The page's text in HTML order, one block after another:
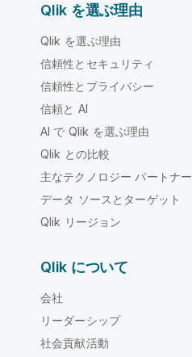
Qlik を選ぶ理由
Qlik を選ぶ理由
信頼性とセキュリティ
信頼性とプライバシー
信頼と AI
AI で Qlik を選ぶ理由
Qlik との比較
主なテクノロジー パートナー
データ ソースとターゲット
Qlik リージョン
Qlik について
会社
リーダーシップ
社会貢献活動